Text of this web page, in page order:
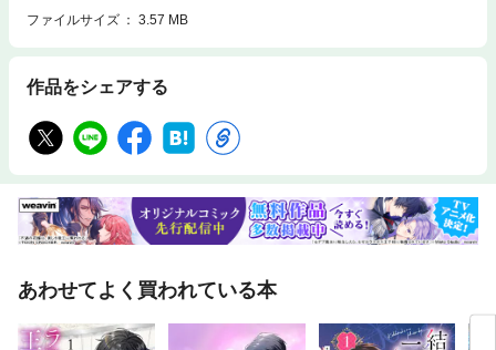
ファイルサイズ
3.57 MB
作品をシェアする
あわせてよく買われている本